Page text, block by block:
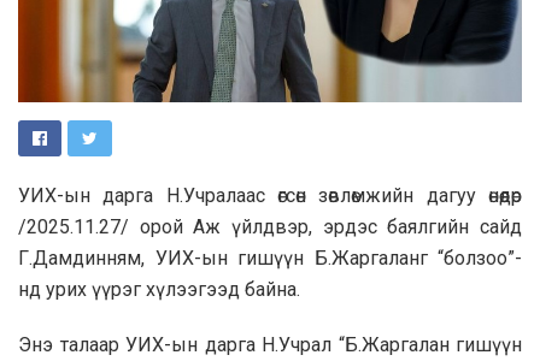
УИХ-ын дарга Н.Учралаас өгсөн зөвлөмжийн дагуу өнөөдөр
/2025.11.27/ орой Аж үйлдвэр, эрдэс баялгийн сайд
Г.Дамдинням, УИХ-ын гишүүн Б.Жаргаланг “болзоо”-
нд урих үүрэг хүлээгээд байна.
Энэ талаар УИХ-ын дарга Н.Учрал “Б.Жаргалан гишүүн